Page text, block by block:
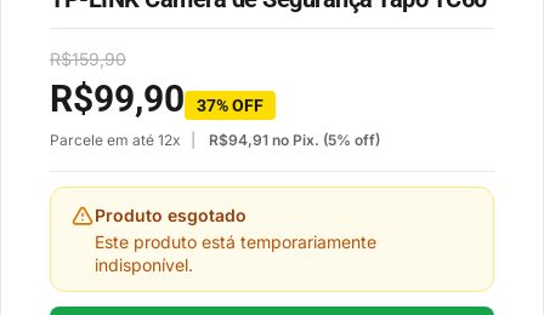
R$159,90
R$99,90 37% OFF
Parcele em até 12x R$94,91 no Pix. (5% off)
Produto esgotado
Este produto está temporariamente
indisponível.